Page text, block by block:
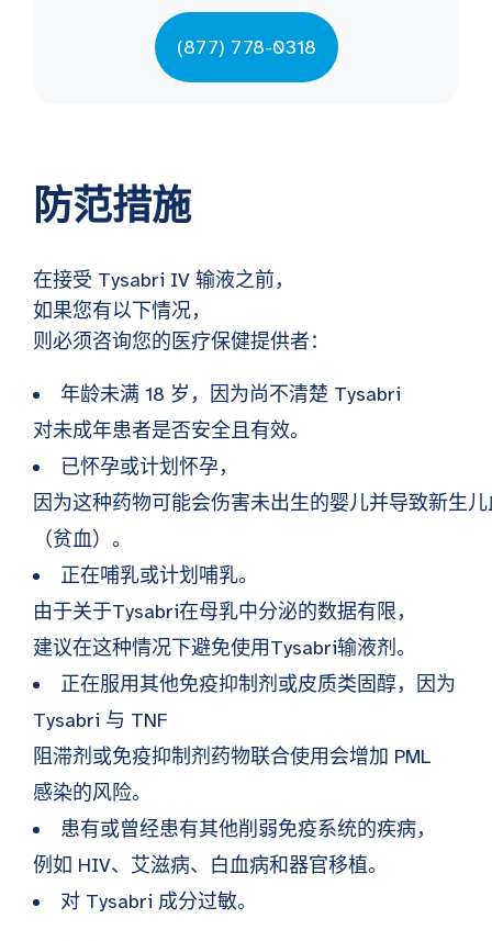
(877) 778-0318
防范措施
在接受 Tysabri IV 输液之前，
如果您有以下情况，
则必须咨询您的医疗保健提供者：
年龄未满 18 岁，因为尚不清楚 Tysabri
对未成年患者是否安全且有效。
已怀孕或计划怀孕，
因为这种药物可能会伤害未出生的婴儿并导致新生
（贫血）。
正在哺乳或计划哺乳。
由于关于Tysabri在母乳中分泌的数据有限，
建议在这种情况下避免使用Tysabri输液剂。
正在服用其他免疫抑制剂或皮质类固醇，因为
Tysabri 与 TNF
阻滞剂或免疫抑制剂药物联合使用会增加 PML
感染的风险。
患有或曾经患有其他削弱免疫系统的疾病，
例如 HIV、艾滋病、白血病和器官移植。
对 Tysabri 成分过敏。